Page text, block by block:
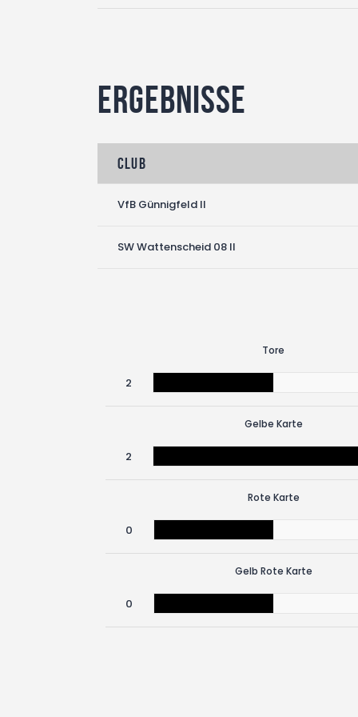
Ergebnisse
Club
VfB Günnigfeld II
SW Wattenscheid 08 II
Tore
2
Gelbe Karte
2
Rote Karte
0
Gelb Rote Karte
0